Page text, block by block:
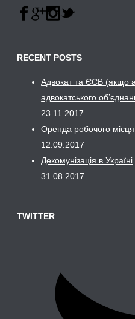
RECENT POSTS
Адвокат та ЄСВ (якщо
адвокатського
23.11.2017
Оренда робочого місця
12.09.2017
Декомунізація в Україні
31.08.2017
TWITTER